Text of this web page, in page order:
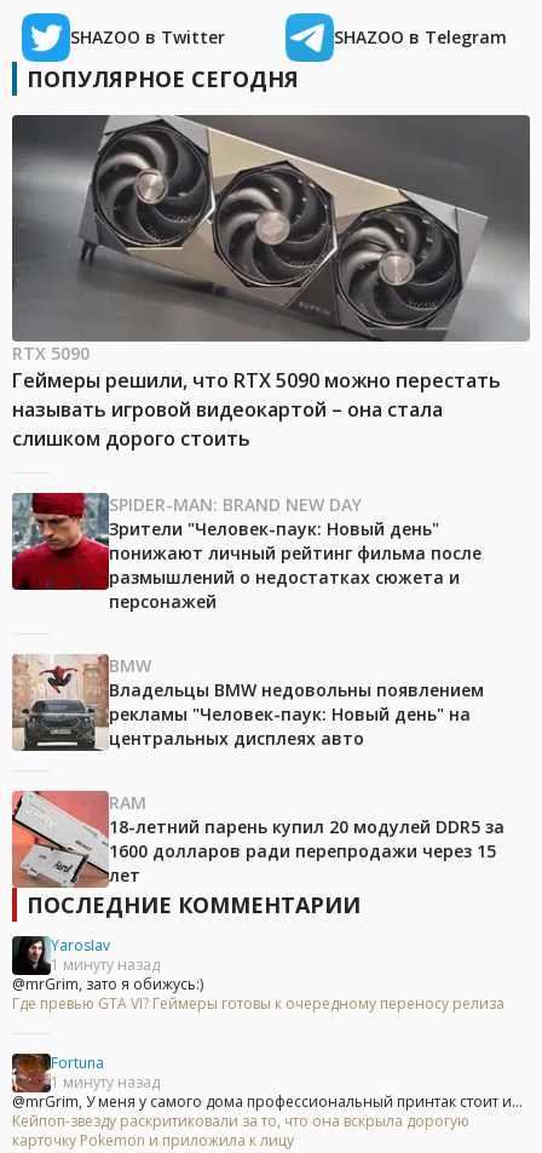
SHAZOO в Twitter SHAZOO в Telegram
ПОПУЛЯРНОЕ СЕГОДНЯ
RTX 5090
Геймеры решили, что RTX 5090 можно перестать
называть игровой видеокартой – она стала
слишком дорого стоить
SPIDER-MAN: BRAND NEW DAY
Зрители "Человек-паук: Новый день"
понижают личный рейтинг фильма после
размышлений о недостатках сюжета и
персонажей
BMW
Владельцы BMW недовольны появлением
рекламы "Человек-паук: Новый день" на
центральных дисплеях авто
RAM
18-летний парень купил 20 модулей DDR5 за
1600 долларов ради перепродажи через 15
лет
ПОСЛЕДНИЕ КОММЕНТАРИИ
YarosIav
1 минуту назад
@mrGrim, зато я обижусь:)
Где превью GTA VI? Геймеры готовы к очередному переносу релиза
Fortuna
1 минуту назад
@mrGrim, У меня у самого дома профессиональный принтак стоит и...
Кейпоп-звезду раскритиковали за то, что она вскрыла дорогую
карточку Pokemon и приложила к лицу